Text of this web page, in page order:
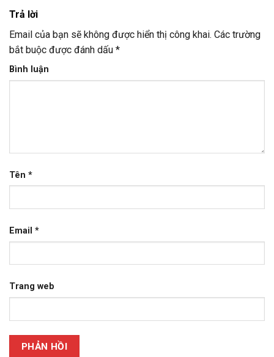
Trả lời
Email của bạn sẽ không được hiển thị công khai. Các trường
bắt buộc được đánh dấu *
Bình luận
Tên *
Email *
Trang web